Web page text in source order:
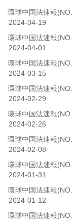
環球中国法速報
2024-04-19
環球中国法速報
2024-04-01
環球中国法速報
2024-03-15
環球中国法速報
2024-02-29
環球中国法速報
2024-02-26
環球中国法速報
2024-02-08
環球中国法速報
2024-01-31
環球中国法速報
2024-01-12
環球中国法速報